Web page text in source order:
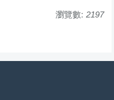
瀏覽數: 2197